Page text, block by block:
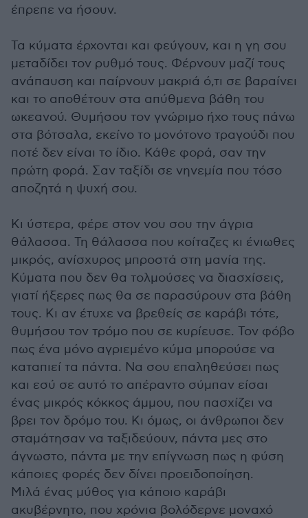
έπρεπε να ήσουν.
Τα κύματα έρχονται και φεύγουν, και η γη σου
μεταδίδει τον ρυθμό τους. Φέρνουν μαζί τους
ανάπαυση και παίρνουν μακριά ό,τι σε βαραίνει
και το αποθέτουν στα απύθμενα βάθη του
ωκεανού. Θυμήσου τον γνώριμο ήχο τους πάνω
στα βότσαλα, εκείνο το μονότονο τραγούδι που
ποτέ δεν είναι το ίδιο. Κάθε φορά, σαν την
πρώτη φορά. Σαν ταξίδι σε νηνεμία που τόσο
αποζητά η ψυχή σου.
Κι ύστερα, φέρε στον νου σου την άγρια
θάλασσα. Τη θάλασσα που κοίταζες κι ένιωθες
μικρός, ανίσχυρος μπροστά στη μανία της.
Κύματα που δεν θα τολμούσες να διασχίσεις,
γιατί ήξερες πως θα σε παρασύρουν στα βάθη
τους. Κι αν έτυχε να βρεθείς σε καράβι τότε,
θυμήσου τον τρόμο που σε κυρίευσε. Τον φόβο
πως ένα μόνο αγριεμένο κύμα μπορούσε να
καταπιεί τα πάντα. Να σου επαληθεύσει πως
και εσύ σε αυτό το απέραντο σύμπαν είσαι
ένας μικρός κόκκος άμμου, που πασχίζει να
βρει τον δρόμο του. Κι όμως, οι άνθρωποι δεν
σταμάτησαν να ταξιδεύουν, πάντα μες στο
άγνωστο, πάντα με την επίγνωση πως η φύση
κάποιες φορές δεν δίνει προειδοποίηση.
Μιλά ένας μύθος για κάποιο καράβι
ακυβέρνητο, που χρόνια βολόδερνε μοναχό